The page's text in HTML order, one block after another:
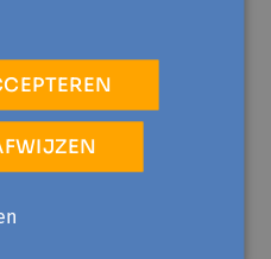
13u30 - 17u00
13u30 - 17u00
13u30 - 17u00